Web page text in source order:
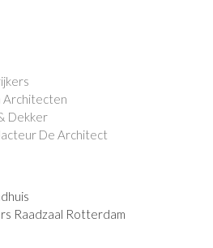
Architecten
Dekker
De Architect
Raadzaal Rotterdam